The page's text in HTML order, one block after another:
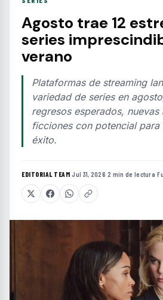
Agosto trae 12
series
verano
Plataformas de streaming
variedad de series en
regresos esperados,
ficciones con potencial para
éxito.
EDITORIAL TEAM·Jul 31, 2026·2 min de lectura·